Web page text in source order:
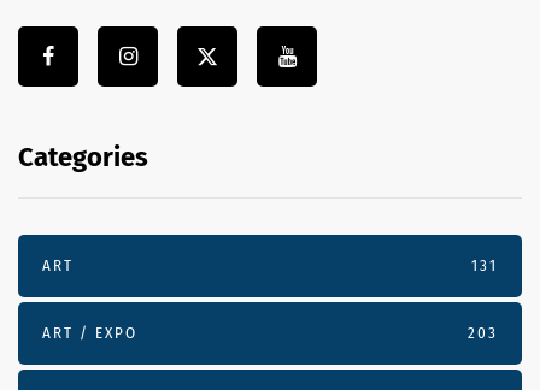
Categories
ART 131
ART / EXPO 203